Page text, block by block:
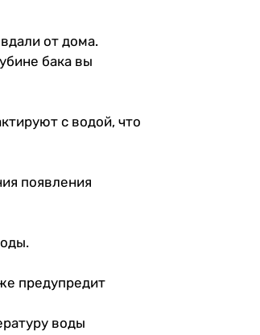
от дома.
бака вы
с водой, что
появления
предупредит
воды